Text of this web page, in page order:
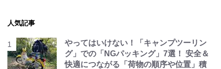
人気記事
やってはいけない！「キャンプツーリン
グ」での「NGパッキング」7選！ 安全＆
快適につながる「荷物の順序や位置」積